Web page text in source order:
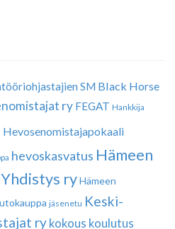
SM Black Horse
ry FEGAT Hankkija
Hevosenomistajapokaali
hevoskasvatus Hämeen
ryHämeen
jäsenetu Keski-
ry kokous koulutus